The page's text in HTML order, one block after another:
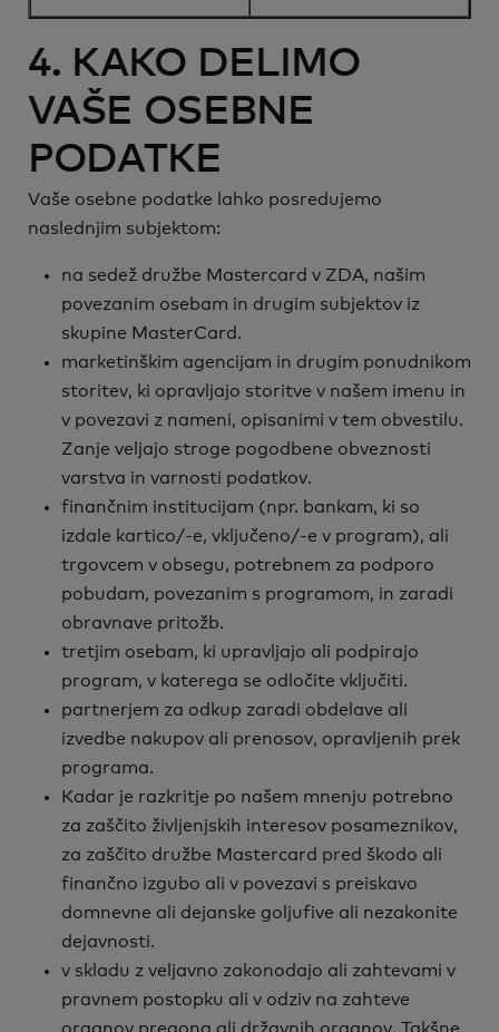
4. KAKO DELIMO
VAŠE OSEBNE
PODATKE
Vaše osebne podatke lahko posredujemo
naslednjim subjektom:
na sedež družbe Mastercard v ZDA, našim
povezanim osebam in drugim subjektov iz
skupine MasterCard.
marketinškim agencijam in drugim ponudnikom
storitev, ki opravljajo storitve v našem imenu in
v povezavi z nameni, opisanimi v tem obvestilu.
Zanje veljajo stroge pogodbene obveznosti
varstva in varnosti podatkov.
finančnim institucijam (npr. bankam, ki so
izdale kartico/-e, vključeno/-e v program), ali
trgovcem v obsegu, potrebnem za podporo
pobudam, povezanim s programom, in zaradi
obravnave pritožb.
tretjim osebam, ki upravljajo ali podpirajo
program, v katerega se odločite vključiti.
partnerjem za odkup zaradi obdelave ali
izvedbe nakupov ali prenosov, opravljenih prek
programa.
Kadar je razkritje po našem mnenju potrebno
za zaščito življenjskih interesov posameznikov,
za zaščito družbe Mastercard pred škodo ali
finančno izgubo ali v povezavi s preiskavo
domnevne ali dejanske goljufive ali nezakonite
dejavnosti.
v skladu z veljavno zakonodajo ali zahtevami v
pravnem postopku ali v odziv na zahteve